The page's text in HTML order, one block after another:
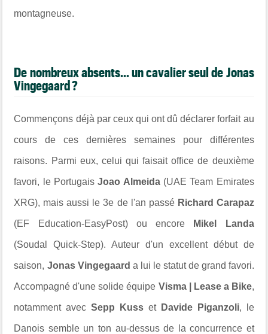
montagneuse.
De nombreux absents... un cavalier seul de Jonas
Vingegaard ?
Commençons déjà par ceux qui ont dû déclarer forfait au
cours de ces dernières semaines pour différentes
raisons. Parmi eux, celui qui faisait office de deuxième
favori, le PortugaisJoao Almeida(UAE Team Emirates
XRG), mais aussi le 3e de l'an passé Richard Carapaz
(EF Education-EasyPost) ou encore Mikel Landa
(Soudal Quick-Step). Auteur d'un excellent début de
saison, Jonas Vingegaard a lui le statut de grand favori.
Accompagné d'une solide équipe Visma | Lease a Bike,
notamment avecSepp Kuss et Davide Piganzoli, le
Danois semble un ton au-dessus de la concurrence et